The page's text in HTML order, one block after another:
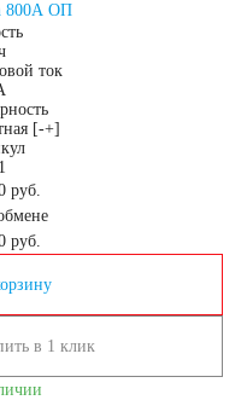
800А ОП
ток
[-+]
руб.
руб.
в 1 клик